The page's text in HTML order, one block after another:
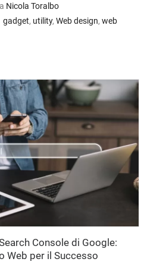
Nicola Toralbo
gadget, utility, Web design, web
Console di Google:
Web per il Successo